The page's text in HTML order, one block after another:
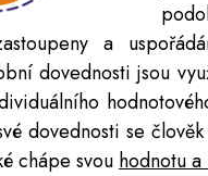
a
dovednosti jsou
dovednosti se
chápe svou hodnotu